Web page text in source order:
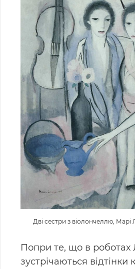
Дві сестри з віолончеллю, Марі
Попри те, що в роботах
зустрічаються відтінки